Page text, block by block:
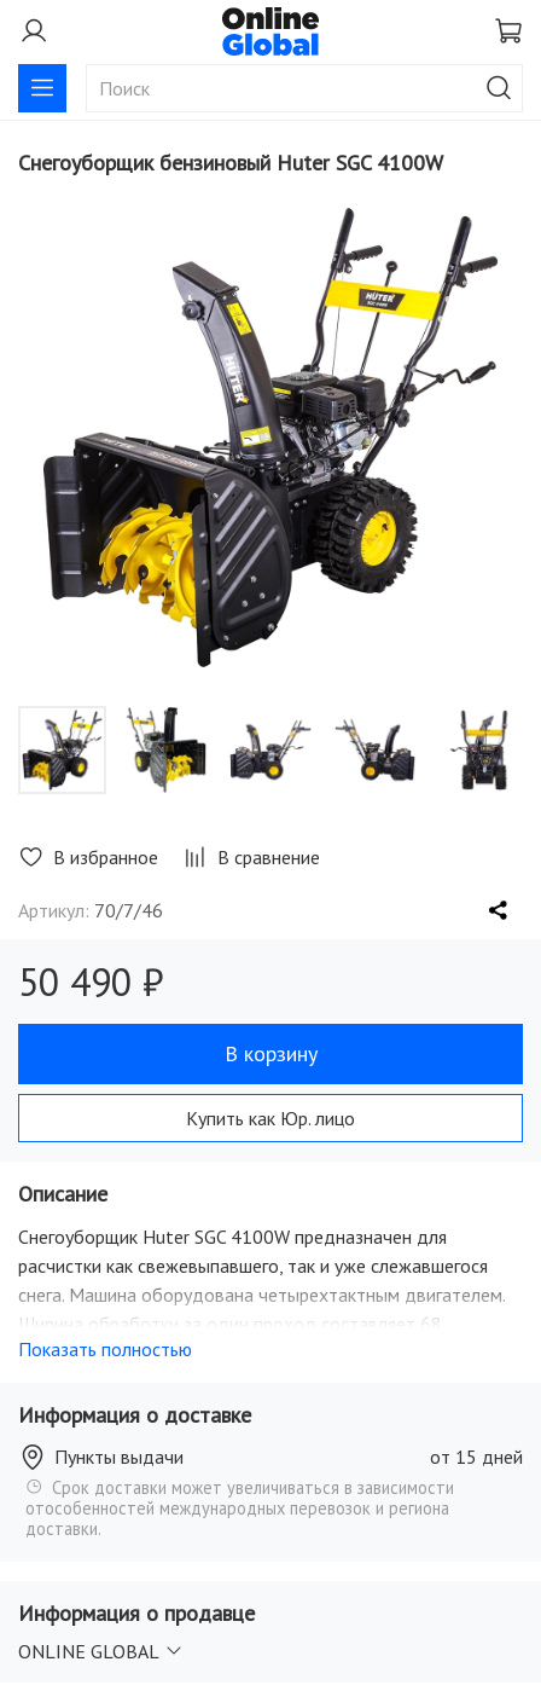
Снегоуборщик бензиновый Huter SGC 4100W
В избранное В сравнение
Артикул: 70/7/46
Описание
Снегоуборщик Huter SGC 4100W предназначен для
расчистки как свежевыпавшего, так и уже слежавшегося
снега. Машина оборудована четырехтактным двигателем.
Ширина обработки за один проход составляет 68
сантиметров, что позволяет эффективно и качественно
территорию возле загородного дома. Органы управления
вынесены на панель оператора, а именно, рычаг
регулировки скорости, рычаг, регулирующий направление и
дальность выброса. Металлический шнек может
измельчать даже слежавшийся, плотный или мокрый снег.
Показать полностью
50 490 ₽
В корзину
Купить как Юр. лицо
Информация о доставке
Пункты выдачи от 15 дней
Срок доставки может увеличиваться в зависимости
отособенностей международных перевозок и региона
доставки.
Информация о продавце
ONLINE GLOBAL